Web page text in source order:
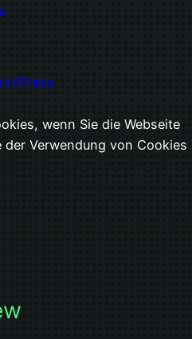
wenn Sie die Webseite
Verwendung von Cookies